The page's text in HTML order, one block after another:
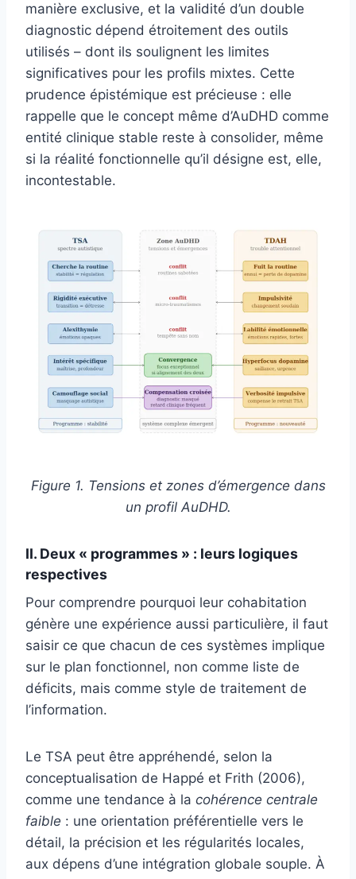
manière exclusive, et la validité d’un double
diagnostic dépend étroitement des outils
utilisés – dont ils soulignent les limites
significatives pour les profils mixtes. Cette
prudence épistémique est précieuse : elle
rappelle que le concept même d’AuDHD comme
entité clinique stable reste à consolider, même
si la réalité fonctionnelle qu’il désigne est, elle,
incontestable.
Figure 1. Tensions et zones d’émergence dans
un profil AuDHD.
II. Deux « programmes » : leurs logiques
respectives
Pour comprendre pourquoi leur cohabitation
génère une expérience aussi particulière, il faut
saisir ce que chacun de ces systèmes implique
sur le plan fonctionnel, non comme liste de
déficits, mais comme style de traitement de
l’information.
Le TSA peut être appréhendé, selon la
conceptualisation de Happé et Frith (2006),
comme une tendance à la cohérence centrale
faible : une orientation préférentielle vers le
détail, la précision et les régularités locales,
aux dépens d’une intégration globale souple. À